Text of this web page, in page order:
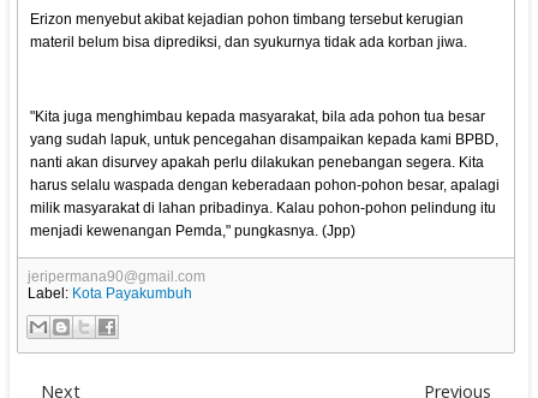
Erizon menyebut akibat kejadian pohon timbang tersebut kerugian
materil belum bisa diprediksi, dan syukurnya tidak ada korban jiwa.
"Kita juga menghimbau kepada masyarakat, bila ada pohon tua besar
yang sudah lapuk, untuk pencegahan disampaikan kepada kami BPBD,
nanti akan disurvey apakah perlu dilakukan penebangan segera. Kita
harus selalu waspada dengan keberadaan pohon-pohon besar, apalagi
milik masyarakat di lahan pribadinya. Kalau pohon-pohon pelindung itu
menjadi kewenangan Pemda," pungkasnya. (Jpp)
jeripermana90@gmail.com
Label: Kota Payakumbuh
Next Previous